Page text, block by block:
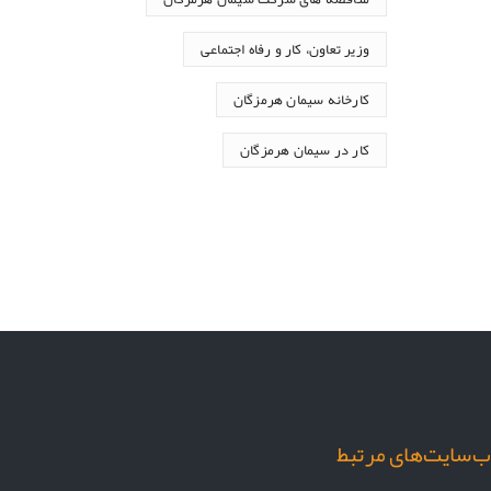
وزیر تعاون، کار و رفاه اجتماعی
کارخانه سیمان هرمزگان
کار در سیمان هرمزگان
مرتبط